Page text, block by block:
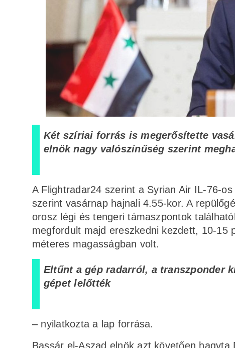
Két szíriai forrás is megerősítette
elnök nagy valószínűség szerint
A Flightradar24 szerint a Syrian Air IL-76-
szerint vasárnap hajnali 4.55-kor. A
orosz légi és tengeri támaszpontok
megfordult majd ereszkedni kezdett, 10-15
méteres magasságban volt.
Eltűnt a gép radarról, a transzponder
gépet lelőtték
– nyilatkozta a lap forrása.
Bassár el-Aszad elnök azt követően